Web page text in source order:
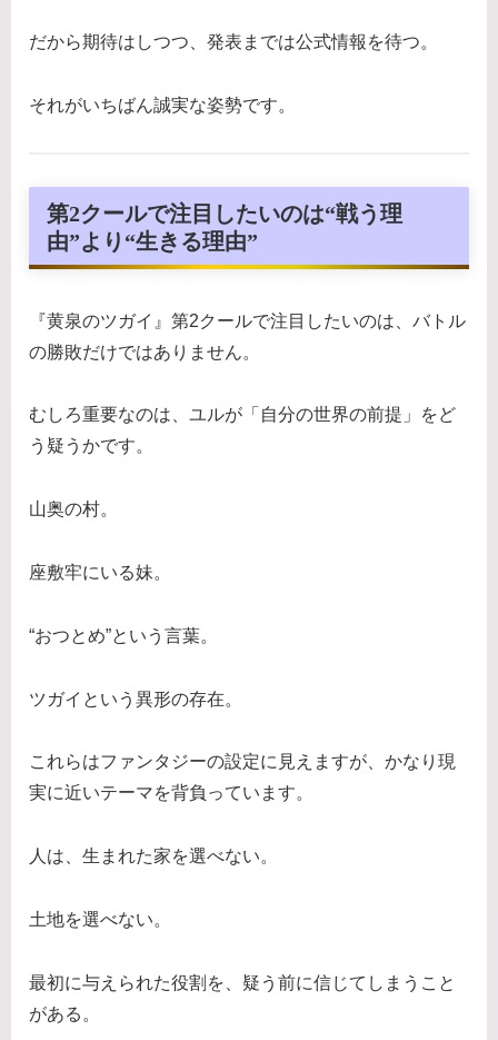
だから期待はしつつ、発表までは公式情報を待つ。
それがいちばん誠実な姿勢です。
第2クールで注目したいのは“戦う理
由”より“生きる理由”
『黄泉のツガイ』第2クールで注目したいのは、バトル
の勝敗だけではありません。
むしろ重要なのは、ユルが「自分の世界の前提」をど
う疑うかです。
山奥の村。
座敷牢にいる妹。
“おつとめ”という言葉。
ツガイという異形の存在。
これらはファンタジーの設定に見えますが、かなり現
実に近いテーマを背負っています。
人は、生まれた家を選べない。
土地を選べない。
最初に与えられた役割を、疑う前に信じてしまうこと
がある。